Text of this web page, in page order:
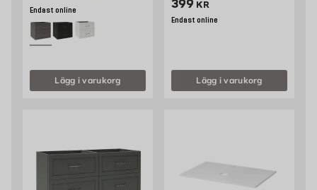
Endast online
Lägg i varukorg
Pris 399 kr
399 KR
Endast online
Lägg i varukorg